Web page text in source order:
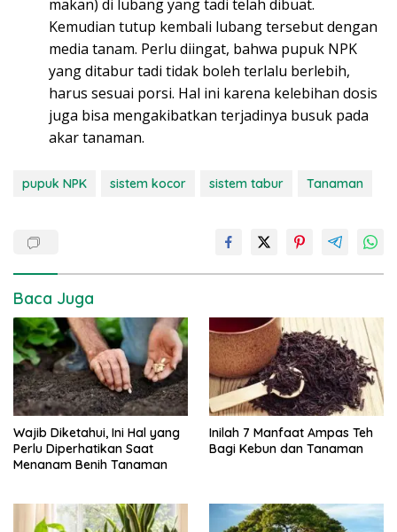
makan) di lubang yang tadi telah dibuat.
Kemudian tutup kembali lubang tersebut dengan
media tanam. Perlu diingat, bahwa pupuk NPK
yang ditabur tadi tidak boleh terlalu berlebih,
harus sesuai porsi. Hal ini karena kelebihan dosis
juga bisa mengakibatkan terjadinya busuk pada
akar tanaman.
pupuk NPK sistem kocor sistem tabur Tanaman
Baca Juga
Wajib Diketahui, Ini Hal yang
Perlu Diperhatikan Saat
Menanam Benih Tanaman
Inilah 7 Manfaat Ampas Teh
Bagi Kebun dan Tanaman